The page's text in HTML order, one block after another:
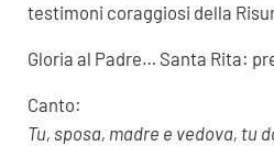
testimoni coraggiosi della
Gloria al Padre… Santa Rita:
Canto:
Tu, sposa, madre e vedova, tu